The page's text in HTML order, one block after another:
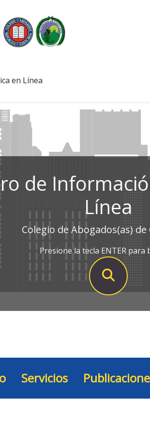
en Línea
de
Línea
Colegio de Abogados(as) de
Presione la tecla ENTER para
Servicios